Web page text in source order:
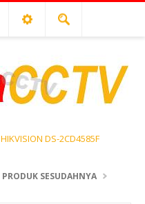
HIKVISION DS-2CD4585F
PRODUK SESUDAHNYA